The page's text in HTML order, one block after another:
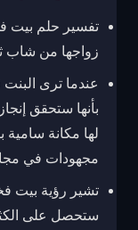
تفسير حلم بيت
زواجها من شاب
عندما ترى
بأنها ستحقق
لها مكانة سامية
مجهودات في
تشير رؤية بيت
ستحصل على